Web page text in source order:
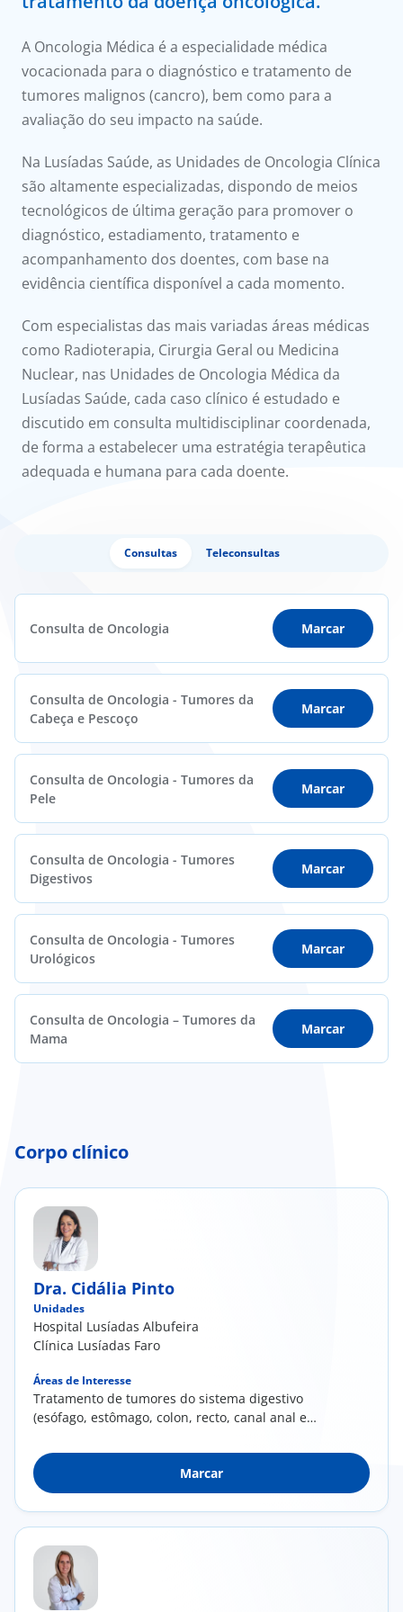
A Oncologia Médica é a especialidade médica
vocacionada para o diagnóstico e tratamento de
tumores malignos (cancro), bem como para a
avaliação do seu impacto na saúde.
Na Lusíadas Saúde, as Unidades de Oncologia Clínica
são altamente especializadas, dispondo de meios
tecnológicos de última geração para promover o
diagnóstico, estadiamento, tratamento e
acompanhamento dos doentes, com base na
evidência científica disponível a cada momento.
Com especialistas das mais variadas áreas médicas
como Radioterapia, Cirurgia Geral ou Medicina
Nuclear, nas Unidades de Oncologia Médica da
Lusíadas Saúde, cada caso clínico é estudado e
discutido em consulta multidisciplinar coordenada,
de forma a estabelecer uma estratégia terapêutica
adequada e humana para cada doente.
Consultas Teleconsultas
Consulta de Oncologia Marcar
Consulta de Oncologia - Tumores da
Cabeça e Pescoço
Marcar
Consulta de Oncologia - Tumores da
Pele
Marcar
Consulta de Oncologia - Tumores
Digestivos
Marcar
Consulta de Oncologia - Tumores
Urológicos
Marcar
Consulta de Oncologia – Tumores da
Mama
Marcar
Corpo clínico
Dra. Cidália Pinto
Unidades
Hospital Lusíadas Albufeira
Clínica Lusíadas Faro
Áreas de Interesse
Tratamento de tumores do sistema digestivo
(esófago, estômago, colon, recto, canal anal e
de tumores do sistema geniturinário (rim,
bexiga, próstata e testículo)Marcar